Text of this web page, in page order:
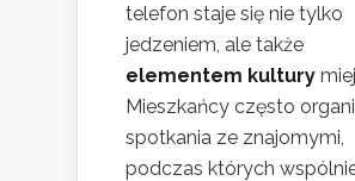
telefon staje się nie tylko
jedzeniem, ale także
elementem kultury
Mieszkańcy często
spotkania ze znajomymi,
podczas których